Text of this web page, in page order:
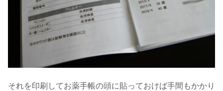
それを印刷してお薬手帳の頭に貼っておけば手間もかかり